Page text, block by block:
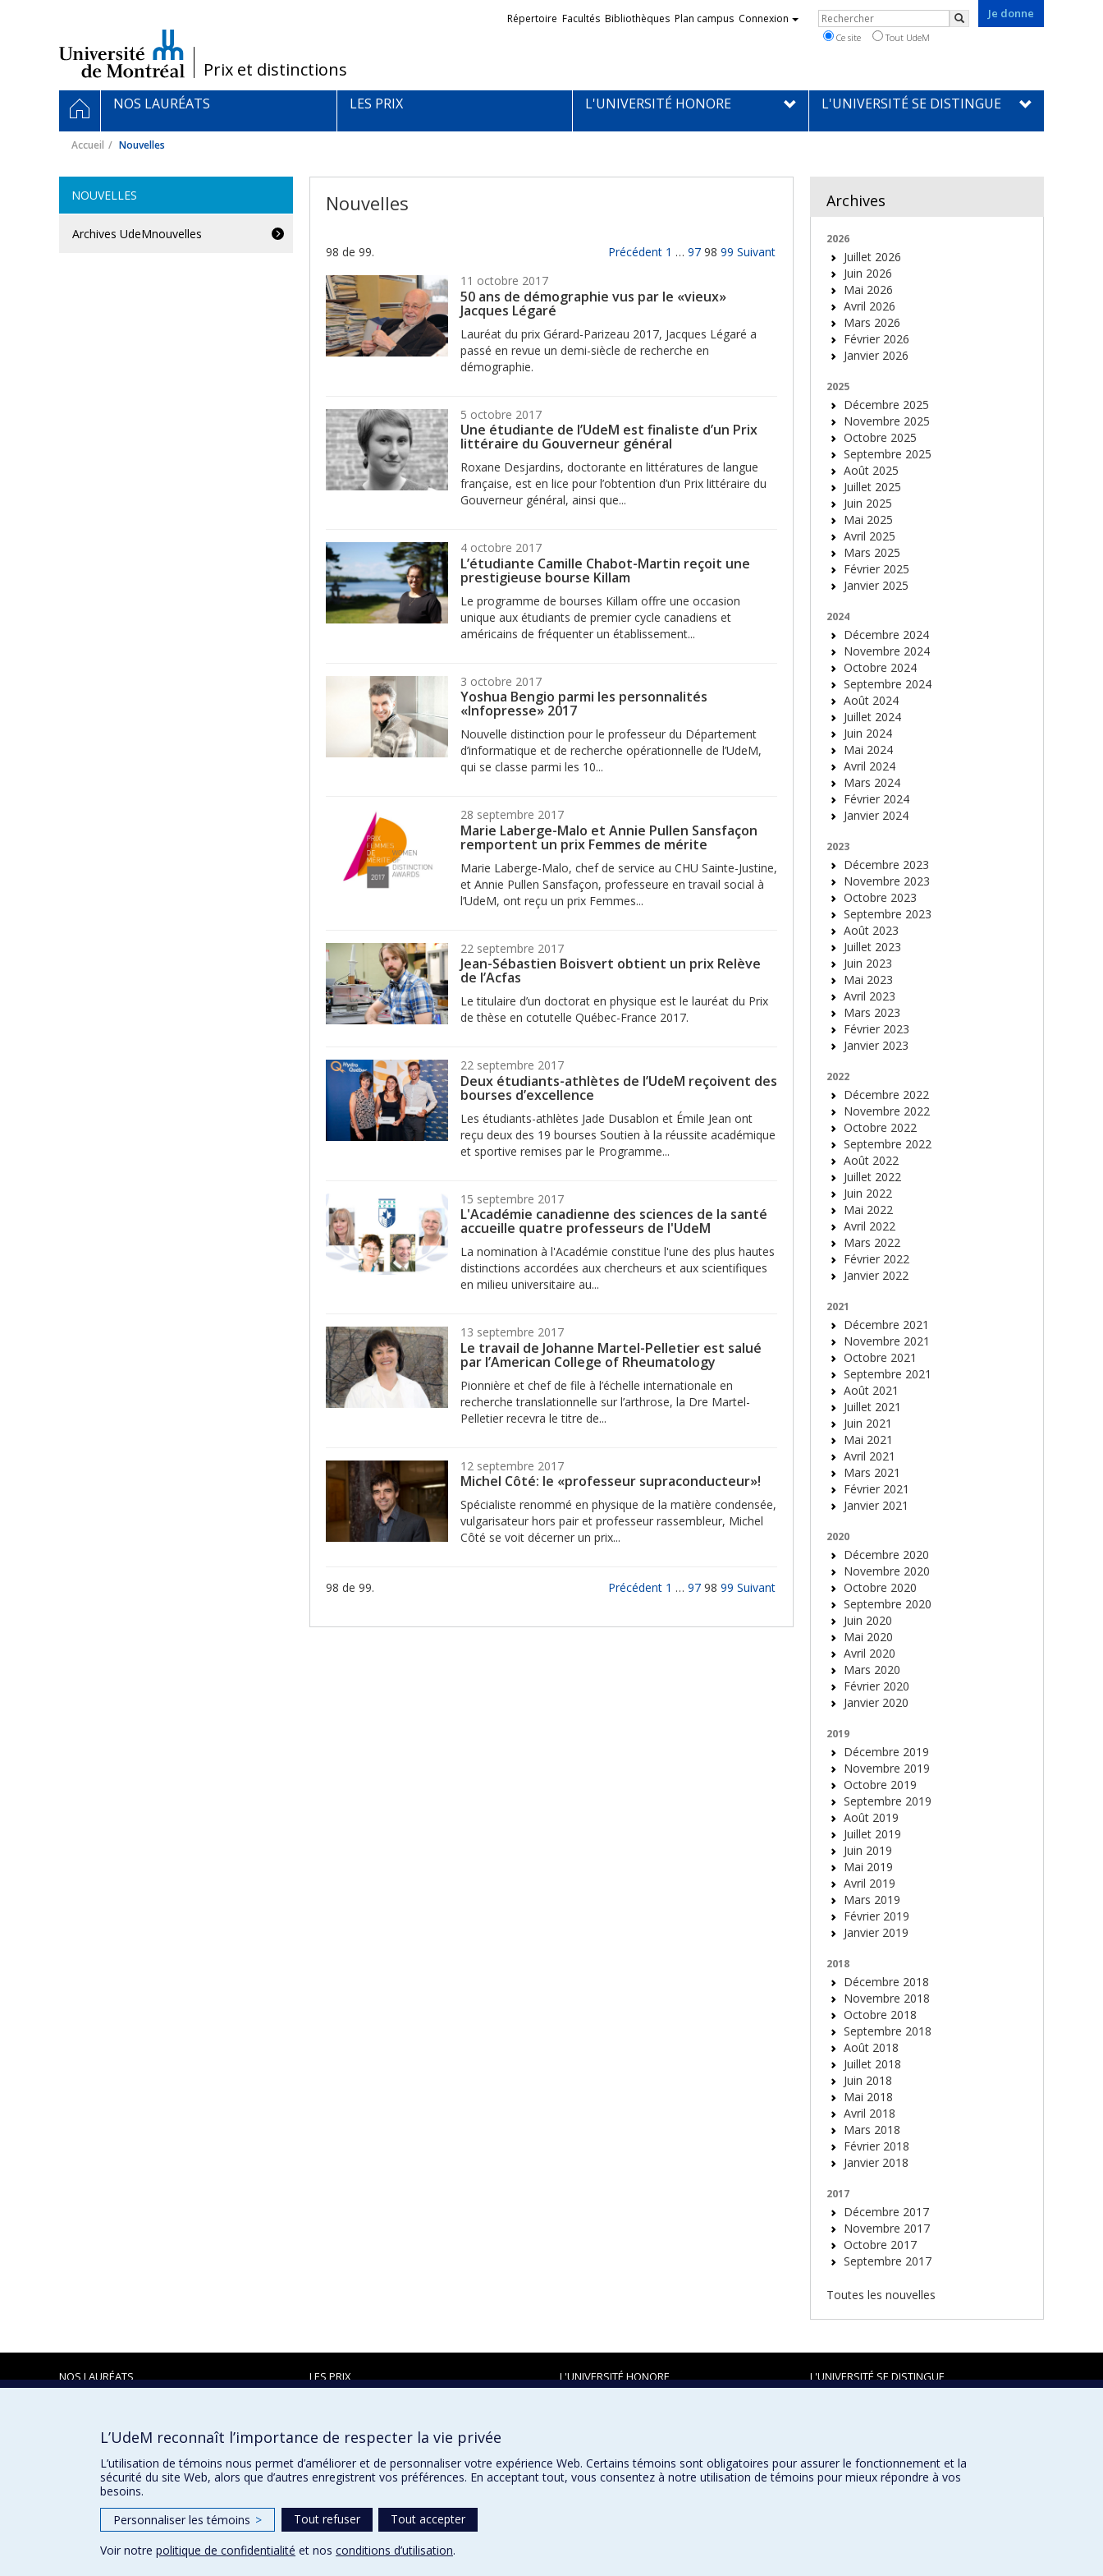
/Prix et distinctions
Je donne
Liens
externes
Répertoire Facultés Bibliothèques Plan campus Connexion Rechercher
Rechercher
Ce site Tout UdeM
Navigation
principale
ACCUEIL
NOS LAURÉATS LES PRIX L'UNIVERSITÉ HONORE L'UNIVERSITÉ SE DISTINGUE
Accueil Nouvelles
Nouvelles
98 de 99. Précédent 1 … 97 98 99 Suivant
11 octobre 2017
50 ans de démographie vus par le «vieux»
Jacques Légaré
Lauréat du prix Gérard-Parizeau 2017, Jacques Légaré a
passé en revue un demi-siècle de recherche en
démographie.
5 octobre 2017
Une étudiante de l’UdeM est finaliste d’un Prix
littéraire du Gouverneur général
Roxane Desjardins, doctorante en littératures de langue
française, est en lice pour l’obtention d’un Prix littéraire du
Gouverneur général, ainsi que...
4 octobre 2017
L’étudiante Camille Chabot-Martin reçoit une
prestigieuse bourse Killam
Le programme de bourses Killam offre une occasion
unique aux étudiants de premier cycle canadiens et
américains de fréquenter un établissement...
3 octobre 2017
Yoshua Bengio parmi les personnalités
«Infopresse» 2017
Nouvelle distinction pour le professeur du Département
d’informatique et de recherche opérationnelle de l’UdeM,
qui se classe parmi les 10...
28 septembre 2017
Marie Laberge-Malo et Annie Pullen Sansfaçon
remportent un prix Femmes de mérite
Marie Laberge-Malo, chef de service au CHU Sainte-Justine,
et Annie Pullen Sansfaçon, professeure en travail social à
l’UdeM, ont reçu un prix Femmes...
22 septembre 2017
Jean-Sébastien Boisvert obtient un prix Relève
de l’Acfas
Le titulaire d’un doctorat en physique est le lauréat du Prix
de thèse en cotutelle Québec-France 2017.
22 septembre 2017
Deux étudiants-athlètes de l’UdeM reçoivent des
bourses d’excellence
Les étudiants-athlètes Jade Dusablon et Émile Jean ont
reçu deux des 19 bourses Soutien à la réussite académique
et sportive remises par le Programme...
15 septembre 2017
L'Académie canadienne des sciences de la santé
accueille quatre professeurs de l'UdeM
La nomination à l'Académie constitue l'une des plus hautes
distinctions accordées aux chercheurs et aux scientifiques
en milieu universitaire au...
13 septembre 2017
Le travail de Johanne Martel-Pelletier est salué
par l’American College of Rheumatology
Pionnière et chef de file à l’échelle internationale en
recherche translationnelle sur l’arthrose, la Dre Martel-
Pelletier recevra le titre de...
12 septembre 2017
Michel Côté: le «professeur supraconducteur»!
Spécialiste renommé en physique de la matière condensée,
vulgarisateur hors pair et professeur rassembleur, Michel
Côté se voit décerner un prix...
98 de 99. Précédent 1 … 97 98 99 Suivant
Archives
2026
Juillet 2026
Juin 2026
Mai 2026
Avril 2026
Mars 2026
Février 2026
Janvier 2026
2025
Décembre 2025
Novembre 2025
Octobre 2025
Septembre 2025
Août 2025
Juillet 2025
Juin 2025
Mai 2025
Avril 2025
Mars 2025
Février 2025
Janvier 2025
2024
Décembre 2024
Novembre 2024
Octobre 2024
Septembre 2024
Août 2024
Juillet 2024
Juin 2024
Mai 2024
Avril 2024
Mars 2024
Février 2024
Janvier 2024
2023
Décembre 2023
Novembre 2023
Octobre 2023
Septembre 2023
Août 2023
Juillet 2023
Juin 2023
Mai 2023
Avril 2023
Mars 2023
Février 2023
Janvier 2023
2022
Décembre 2022
Novembre 2022
Octobre 2022
Septembre 2022
Août 2022
Juillet 2022
Juin 2022
Mai 2022
Avril 2022
Mars 2022
Février 2022
Janvier 2022
2021
Décembre 2021
Novembre 2021
Octobre 2021
Septembre 2021
Août 2021
Juillet 2021
Juin 2021
Mai 2021
Avril 2021
Mars 2021
Février 2021
Janvier 2021
2020
Décembre 2020
Novembre 2020
Octobre 2020
Septembre 2020
Juin 2020
Mai 2020
Avril 2020
Mars 2020
Février 2020
Janvier 2020
2019
Décembre 2019
Novembre 2019
Octobre 2019
Septembre 2019
Août 2019
Juillet 2019
Juin 2019
Mai 2019
Avril 2019
Mars 2019
Février 2019
Janvier 2019
2018
Décembre 2018
Novembre 2018
Octobre 2018
Septembre 2018
Août 2018
Juillet 2018
Juin 2018
Mai 2018
Avril 2018
Mars 2018
Février 2018
Janvier 2018
2017
Décembre 2017
Novembre 2017
Octobre 2017
Septembre 2017
Toutes les nouvelles
NOUVELLES
Archives UdeMnouvelles
NOS LAURÉATS LES PRIX L'UNIVERSITÉ HONORE L'UNIVERSITÉ SE DISTINGUE
Prix et distinctions
Plan du site|Accessibilité
Confidentialité Conditions d’utilisation Paramètres des témoins
L’UdeM reconnaît l’importance de respecter la vie privée
L’utilisation de témoins nous permet d’améliorer et de personnaliser votre expérience Web. Certains témoins sont obligatoires pour assurer le fonctionnement et la
sécurité du site Web, alors que d’autres enregistrent vos préférences. En acceptant tout, vous consentez à notre utilisation de témoins pour mieux répondre à vos
besoins.
Personnaliser les témoins > Tout refuser
Tout accepter
Voir notre politique de confidentialité et nos conditions d’utilisation.